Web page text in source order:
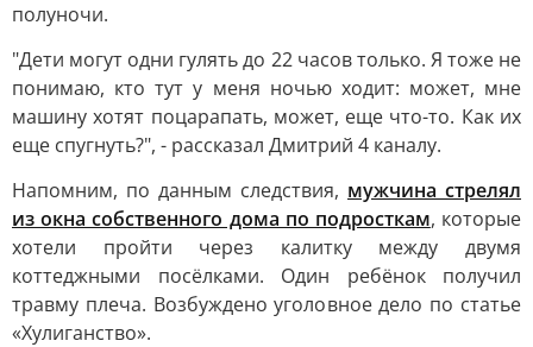
полуночи.
"Дети могут одни гулять до 22 часов только. Я тоже не
понимаю, кто тут у меня ночью ходит: может, мне
машину хотят поцарапать, может, еще что-то. Как их
еще спугнуть?", - рассказал Дмитрий 4 каналу.
Напомним, по данным следствия, мужчина стрелял
из окна собственного дома по подросткам, которые
хотели пройти через калитку между двумя
коттеджными посёлками. Один ребёнок получил
травму плеча. Возбуждено уголовное дело по статье
«Хулиганство».